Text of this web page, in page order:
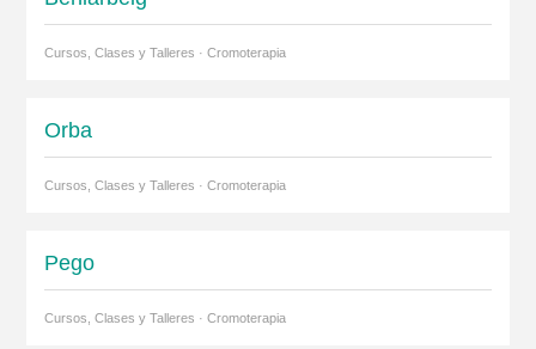
Cursos, Clases y Talleres · Cromoterapia
Orba
Cursos, Clases y Talleres · Cromoterapia
Pego
Cursos, Clases y Talleres · Cromoterapia